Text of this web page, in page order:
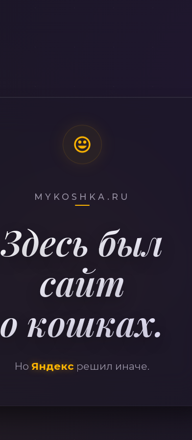
MYKOSHKA.RU
Здесь был
сайт
о кошках.
Но Яндекс решил иначе.